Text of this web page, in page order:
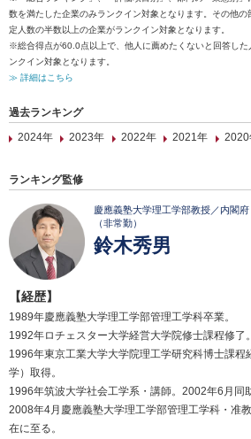
数を満たした企業のみランクイン対象となります。その他
定人数の半数以上の企業がランクイン対象となります。
※総合得点が60.0点以上で、他人に薦めたくないと回答した
ンクイン対象となります。
≫ 詳細はこちら
過去ランキング
2024年
2023年 2022年 2021年 2020
ランキング監修
慶應義塾大学理工学部教授／内閣
（非常勤）
鈴木秀男
【経歴】
1989年慶應義塾大学理工学部管理工学科卒業。
1992年ロチェスター大学経営大学院修士課程修了。
1996年東京工業大学大学院理工学研究科博士課程
学）取得。
1996年筑波大学社会工学系・講師。2002年6月同
2008年4月慶應義塾大学理工学部管理工学科・准
在に至る。